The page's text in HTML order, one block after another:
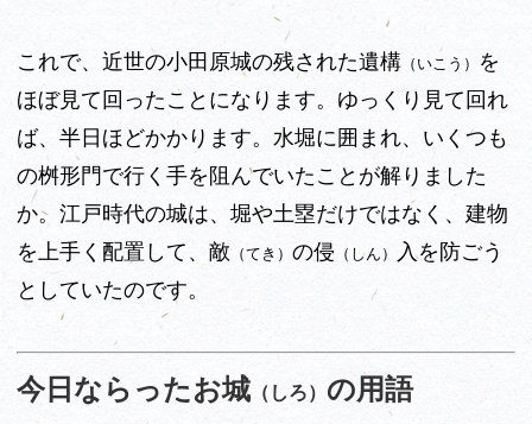
これで、近世の小田原城の残された遺構 （いこう）
を
ほぼ見て回ったことになります。ゆっくり見て回れ
ば、半日ほどかかります。水堀に囲まれ、いくつも
の桝形門で行く手を阻んでいたことが解りました
か。江戸時代の城は、堀や土塁だけではなく、建物
を上手く配置して、敵 （てき） の侵 （しん）
入を防ごう
としていたのです。
今日ならったお城 （しろ） の用語